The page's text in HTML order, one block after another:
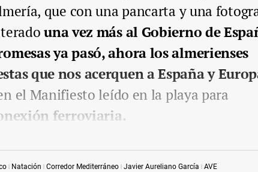
Natación Corredor Mediterráneo Javier Aureliano García AVE
que con una pancarta y una
una vez más al Gobierno de
ya pasó, ahora los almerienses
que nos acerquen a España y
el Manifiesto leído en la playa para
ferroviaria.